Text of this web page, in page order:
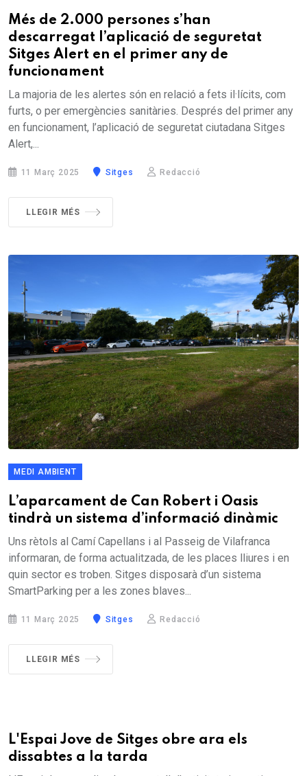
SEGURETAT
Més de 2.000 persones s’han
Sitges Alert en el primer any de
funcionament
furts, o per emergències sanitàries. Després del primer any
en funcionament, l’aplicació de seguretat ciutadana Sitges
Alert,...
11 Març 2025 Sitges Redacció
LLEGIR MÉS
MEDI AMBIENT
L’aparcament de Can Robert i Oasis
tindrà un sistema d’informació dinàmic
SmartParking per a les zones blaves...